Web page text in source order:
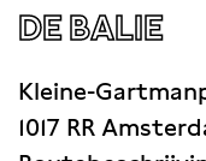
DE BALIE
Kleine-
1017 RR